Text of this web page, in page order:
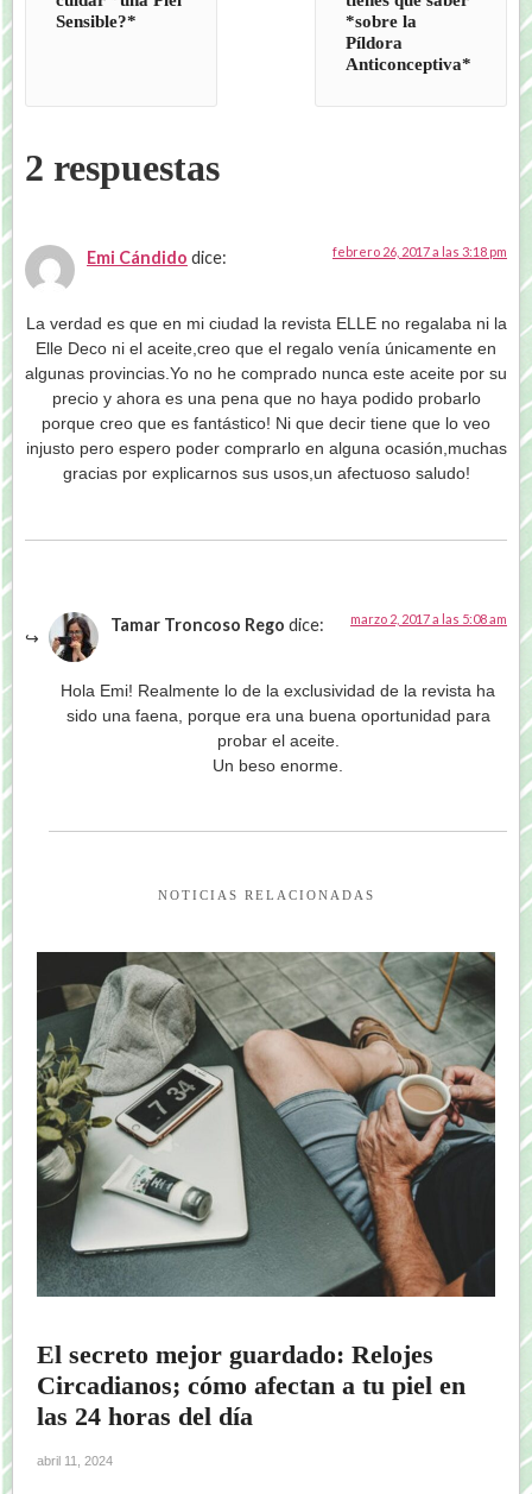
Sensible?*
*sobre la
Píldora
Anticonceptiva*
2 respuestas
Emi Cándido dice: febrero 26, 2017 a las 3:18 pm
La verdad es que en mi ciudad la revista ELLE no regalaba ni la
Elle Deco ni el aceite,creo que el regalo venía únicamente en
algunas provincias.Yo no he comprado nunca este aceite por su
precio y ahora es una pena que no haya podido probarlo
porque creo que es fantástico! Ni que decir tiene que lo veo
injusto pero espero poder comprarlo en alguna ocasión,muchas
gracias por explicarnos sus usos,un afectuoso saludo!
Tamar Troncoso Rego dice: marzo 2, 2017 a las 5:08 am
Hola Emi! Realmente lo de la exclusividad de la revista ha
sido una faena, porque era una buena oportunidad para
probar el aceite.
Un beso enorme.
NOTICIAS RELACIONADAS
El secreto mejor guardado: Relojes
Circadianos; cómo afectan a tu piel en
las 24 horas del día
abril 11, 2024